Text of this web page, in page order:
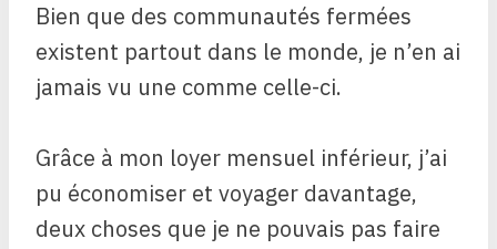
Bien que des communautés fermées
existent partout dans le monde, je n’en ai
jamais vu une comme celle-ci.
Grâce à mon loyer mensuel inférieur, j’ai
pu économiser et voyager davantage,
deux choses que je ne pouvais pas faire